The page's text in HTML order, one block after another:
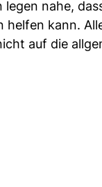
legen nahe,
kann.
auf die